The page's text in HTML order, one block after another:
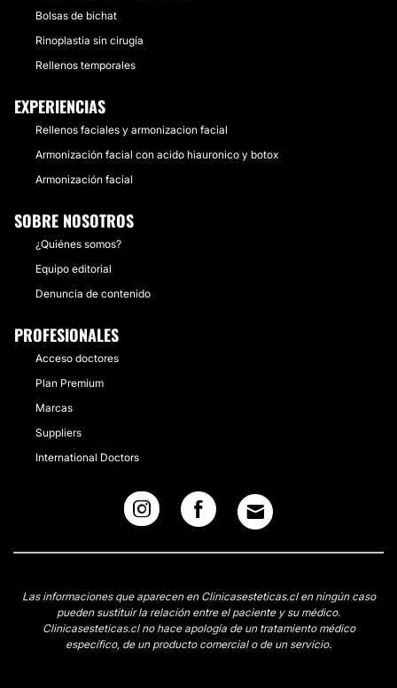
Bolsas de bichat
Rinoplastia sin cirugía
Rellenos temporales
EXPERIENCIAS
Rellenos faciales y armonizacion facial
Armonización facial con acido hiauronico y botox
Armonización facial
SOBRE NOSOTROS
¿Quiénes somos?
Equipo editorial
Denuncia de contenido
PROFESIONALES
Acceso doctores
Plan Premium
Marcas
Suppliers
International Doctors
Las informaciones que aparecen en Clinicasesteticas.cl en ningún caso
pueden sustituir la relación entre el paciente y su médico.
Clinicasesteticas.cl no hace apología de un tratamiento médico
específico, de un producto comercial o de un servicio.